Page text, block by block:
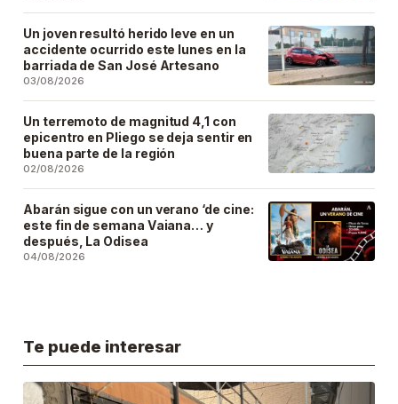
Un joven resultó herido leve en un
accidente ocurrido este lunes en la
barriada de San José Artesano
03/08/2026
Un terremoto de magnitud 4,1 con
epicentro en Pliego se deja sentir en
buena parte de la región
02/08/2026
Abarán sigue con un verano ‘de cine:
este fin de semana Vaiana… y
después, La Odisea
04/08/2026
Te puede interesar